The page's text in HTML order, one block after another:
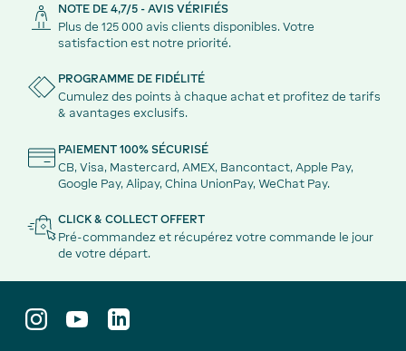
NOTE DE 4,7/5 - AVIS VÉRIFIÉS
Plus de 125 000 avis clients disponibles. Votre
satisfaction est notre priorité.
PROGRAMME DE FIDÉLITÉ
Cumulez des points à chaque achat et profitez de tarifs
& avantages exclusifs.
PAIEMENT 100% SÉCURISÉ
CB, Visa, Mastercard, AMEX, Bancontact, Apple Pay,
Google Pay, Alipay, China UnionPay, WeChat Pay.
CLICK & COLLECT OFFERT
Pré-commandez et récupérez votre commande le jour
de votre départ.